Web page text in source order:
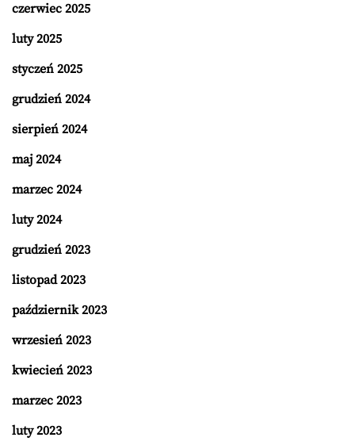
czerwiec 2025
luty 2025
styczeń 2025
grudzień 2024
sierpień 2024
maj 2024
marzec 2024
luty 2024
grudzień 2023
listopad 2023
październik 2023
wrzesień 2023
kwiecień 2023
marzec 2023
luty 2023